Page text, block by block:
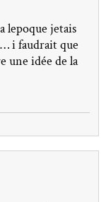
lepoque jetais
i faudrait que
une idée de la